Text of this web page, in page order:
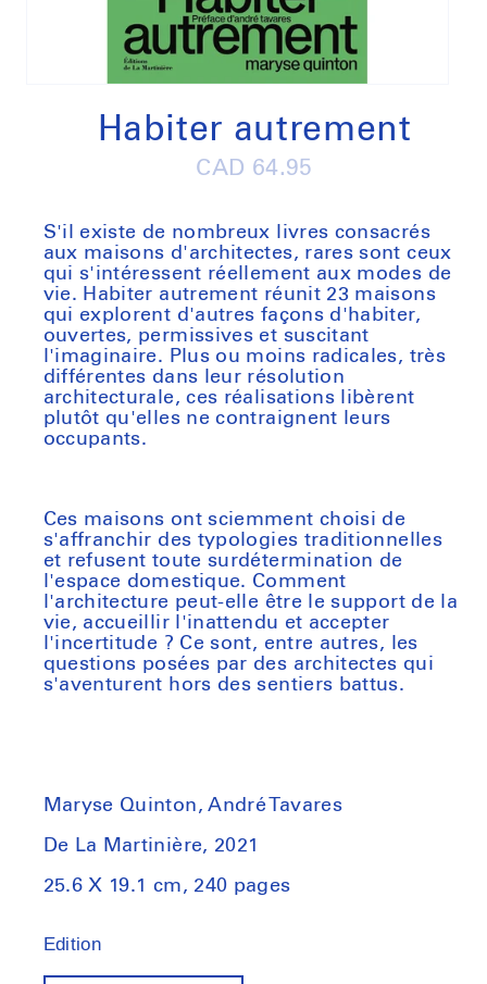
Habiter autrement
Regular
CAD 64.95
S'il existe de nombreux livres consacrés
aux maisons d'architectes, rares sont ceux
qui s'intéressent réellement aux modes de
vie. Habiter autrement réunit 23 maisons
qui explorent d'autres façons d'habiter,
ouvertes, permissives et suscitant
l'imaginaire. Plus ou moins radicales, très
différentes dans leur résolution
architecturale, ces réalisations libèrent
plutôt qu'elles ne contraignent leurs
occupants.
Ces maisons ont sciemment choisi de
s'affranchir des typologies traditionnelles
et refusent toute surdétermination de
l'espace domestique. Comment
l'architecture peut-elle être le support de la
vie, accueillir l'inattendu et accepter
l'incertitude ? Ce sont, entre autres, les
questions posées par des architectes qui
s'aventurent hors des sentiers battus.
Maryse Quinton, André Tavares
De La Martinière, 2021
25.6 X 19.1 cm, 240 pages
Edition